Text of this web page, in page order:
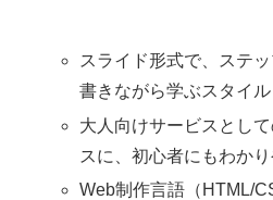
スライド形式で、ステ
書きながら学ぶスタイル
大人向けサービスとし
スに、初心者にもわか
Web制作言語（HTML/